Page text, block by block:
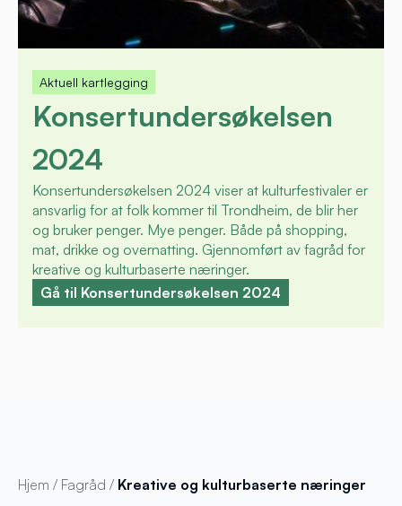
Aktuell kartlegging
Konsertundersøkelsen
2024
Konsertundersøkelsen 2024 viser at kulturfestivaler er
ansvarlig for at folk kommer til Trondheim, de blir her
og bruker penger. Mye penger. Både på shopping,
mat, drikke og overnatting. Gjennomført av fagråd for
kreative og kulturbaserte næringer.
Gå til Konsertundersøkelsen 2024
Hjem / Fagråd / Kreative og kulturbaserte næringer